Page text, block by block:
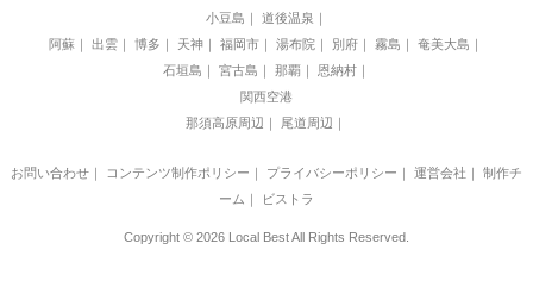
小豆島
道後温泉
阿蘇
出雲 博多 天神 福岡市 湯布院 別府 霧島
奄美大島
石垣島
宮古島 那覇
恩納村
関西空港
那須高原周辺
尾道周辺
お問い合わせ｜ コンテンツ制作ポリシー ｜ プライバシーポリシー ｜ 運営会社 ｜ 制作チ
ーム ｜ ビストラ
Copyright © 2026 Local Best All Rights Reserved.